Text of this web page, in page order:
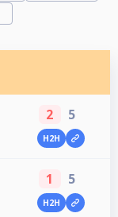
2 5
H2H
1 5
H2H